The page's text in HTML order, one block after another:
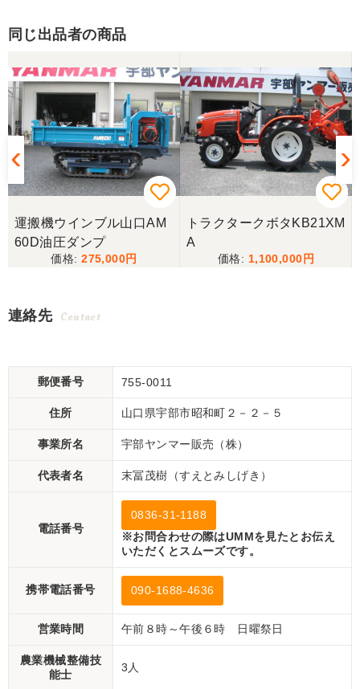
同じ出品者の商品
運搬機ウインブル山口AM
60D油圧ダンプ
275,000
トラクタークボタKB21XM
A
1,100,000
連絡先 Contact
郵便番号 755-0011
住所 山口県宇部市昭和町２－２－５
事業所名 宇部ヤンマー販売（株）
代表者名 末冨茂樹（すえとみしげき）
電話番号
0836-31-1188
※お問合わせの際はUMMを見たとお伝え
いただくとスムーズです。
携帯電話番号 090-1688-4636
営業時間 午前８時～午後６時 日曜祭日
農業機械整備技
能士
3人